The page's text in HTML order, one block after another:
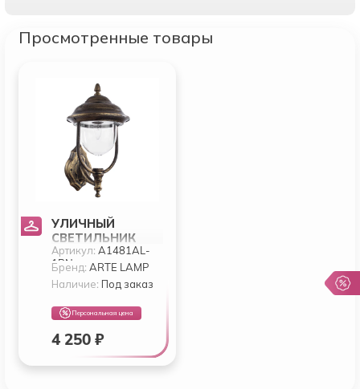
Просмотренные товары
УЛИЧНЫЙ
СВЕТИЛЬНИК
ARTE BARCELONA
A1481AL-1BN
Артикул:A1481AL-
1BN
Бренд:ARTE LAMP
Наличие: Под заказ
Персональная цена
4 250 ₽